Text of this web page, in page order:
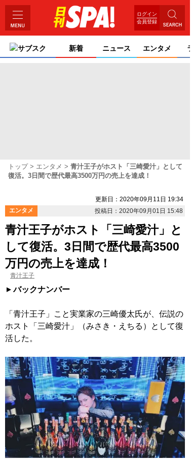
ログイン
会員登録
サブスク 新着 ニュース エンタメ
トップ エンタメ
青汁王子がホスト「三崎愛汁」として
復活。3日間で歴代最高3500万円の売上を達成！
更新日：2020年09月11日 19:34
エンタメ
投稿日：2020年09月01日 15:48
青汁王子がホスト「三崎愛汁」と
して復活。3日間で歴代最高3500
万円の売上を達成！
青汁王子
バックナンバー
「青汁王子」こと実業家の三崎優太氏が、伝説の
ホスト「三崎愛汁」（みさき・えちる）として復
活した。